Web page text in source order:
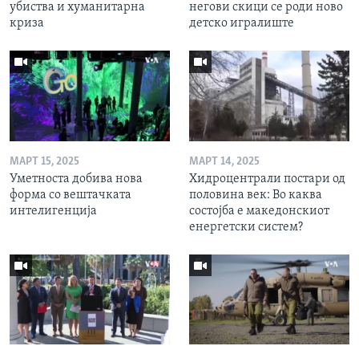
убиства и хуманитарна
криза
негови скици се роди ново
детско игралиште
МАРТ 15, 2025
Уметноста добива нова
форма со вештачката
интелигенција
МАРТ 14, 2025
Хидроцентрали постари од
половина век: Во каква
состојба е македонскиот
енергетски систем?